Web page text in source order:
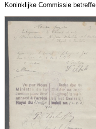
Koninklijke Commissie